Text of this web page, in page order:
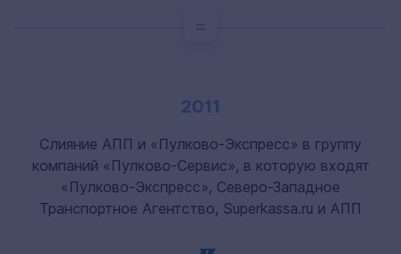
2011
Слияние АПП и «Пулково-Экспресс» в группу
компаний «Пулково-Сервис», в которую входят
«Пулково-Экспресс», Северо-Западное
Транспортное Агентство, Superkassa.ru и АПП